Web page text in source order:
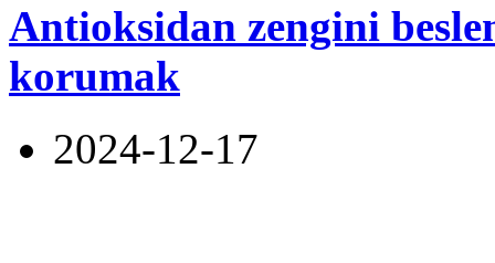
Antioksidan zengini
korumak
2024-12-17